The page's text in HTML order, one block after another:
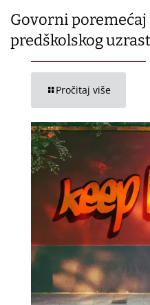
Govorni poremećaj
predškolskog
Pročitaj više